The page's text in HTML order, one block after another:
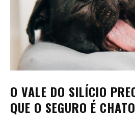
O VALE DO SILÍCIO
QUE O SEGURO É CHATO